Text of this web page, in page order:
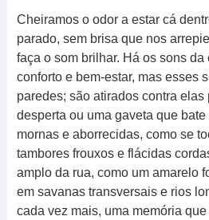
Cheiramos o odor a estar cá
parado, sem brisa que nos
faça o som brilhar. Há os sons
conforto e bem-estar, mas esses
paredes; são atirados contra elas
desperta ou uma gaveta que
mornas e aborrecidas, como se
tambores frouxos e flácidas
amplo da rua, como um amarelo
em savanas transversais e rios
cada vez mais, uma memória